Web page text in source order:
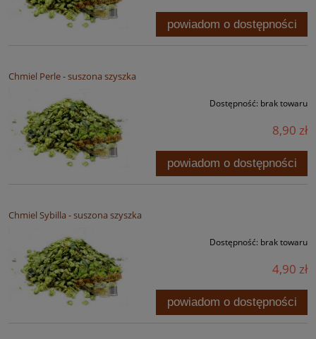
powiadom o dostępności
Chmiel Perle - suszona szyszka
Dostępność: brak towaru
8,90 zł
powiadom o dostępności
Chmiel Sybilla - suszona szyszka
Dostępność: brak towaru
4,90 zł
powiadom o dostępności